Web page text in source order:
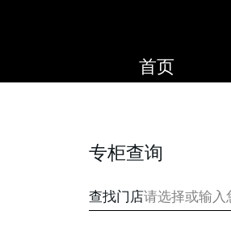
首页
专柜查询
查找门店请选择或输入